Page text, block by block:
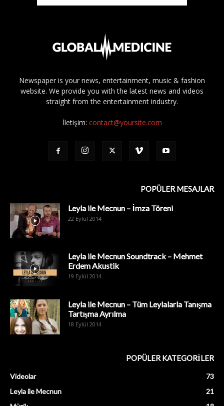
Newspaper is your news, entertainment, music & fashion
website. We provide you with the latest news and videos
straight from the entertainment industry.
İletişim: contact@yoursite.com
POPÜLER MESAJLAR
Leyla ile Mecnun – İmza Töreni
22 Eylül 2014
Leyla ile Mecnun Soundtrack – Mehmet
Erdem Akustik
19 Eylül 2014
Leyla ile Mecnun – Tüm Leylalarla Tanışma
Tartışma Ayrılma
18 Eylül 2014
POPÜLER KATEGORİLER
Videolar
73
Leyla ile Mecnun
21